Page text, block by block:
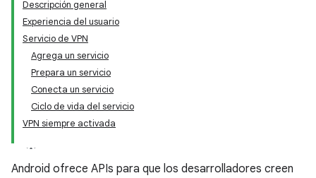
Descripción general
Experiencia del usuario
Servicio de VPN
Agrega un servicio
Prepara un servicio
Conecta un servicio
Ciclo de vida del servicio
VPN siempre activada
Android ofrece APIs para que los desarrolladores creen